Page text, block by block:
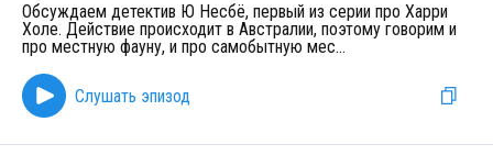
Обсуждаем детектив Ю Несбё, первый из серии про Харри
Холе. Действие происходит в Австралии, поэтому говорим и
про местную фауну, и про самобытную мес...
Слушать эпизод